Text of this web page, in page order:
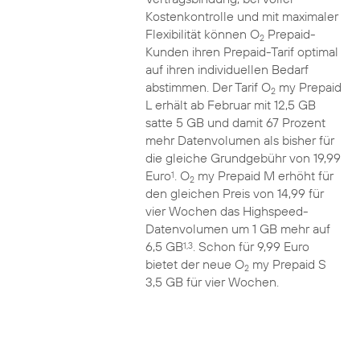
Kostenkontrolle und mit maximaler
Flexibilität können O2Prepaid-
Kunden ihren Prepaid-Tarif optimal
auf ihren individuellen Bedarf
abstimmen. Der Tarif O2my Prepaid
L erhält ab Februar mit 12,5 GB
satte 5 GB und damit 67 Prozent
mehr Datenvolumen als bisher für
die gleiche Grundgebühr von 19,99
Euro1. O2my Prepaid M erhöht für
den gleichen Preis von 14,99 für
vier Wochen das Highspeed-
Datenvolumen um 1 GB mehr auf
6,5 GB1,3. Schon für 9,99 Euro
bietet der neue O2my Prepaid S
3,5 GB für vier Wochen.